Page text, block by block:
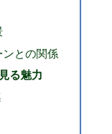
ンとの関係
る魅力